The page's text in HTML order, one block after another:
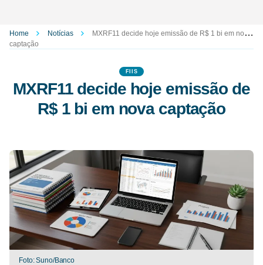
Home Notícias
MXRF11 decide hoje emissão de R$ 1 bi em nova
captação
FIIS
MXRF11 decide hoje emissão de
R$ 1 bi em nova captação
Foto: Suno/Banco